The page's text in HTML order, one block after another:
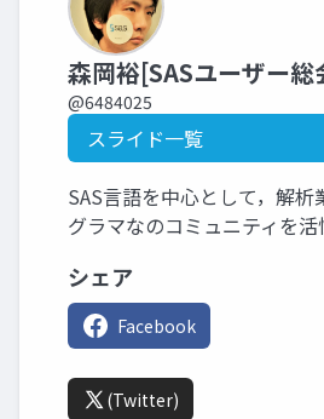
森岡裕[SASユーザー総
@6484025
スライド一覧
SAS言語を中心として，解析
グラマなのコミュニティを
シェア
Facebook
(Twitter)